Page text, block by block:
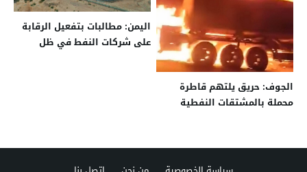
الجوف: حريق يلتهم قاطرة
محملة بالمشتقات النفطية
اليمن: مطالبات بتفعيل الرقابة
على شركات النفط في ظل